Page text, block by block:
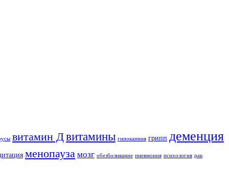
витамин Двитамины гипокапния грипп деменция
менопауза мозг обезболивание пневмония психология рак